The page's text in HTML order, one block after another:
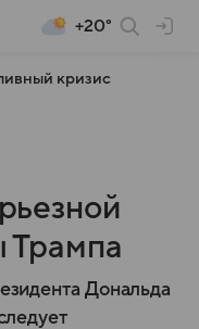
+20°
кризис
Трампа
Дональда